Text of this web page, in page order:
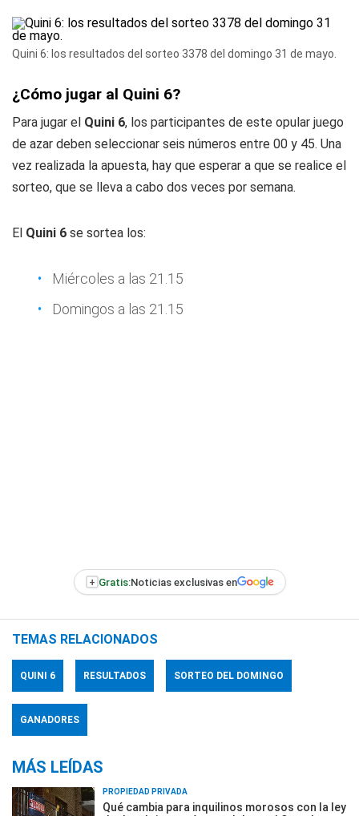
Quini 6: los resultados del sorteo 3378 del domingo 31 de mayo.
¿Cómo jugar al Quini 6?
Para jugar el Quini 6, los participantes de este opular juego
de azar deben seleccionar seis números entre 00 y 45. Una
vez realizada la apuesta, hay que esperar a que se realice el
sorteo, que se lleva a cabo dos veces por semana.
El Quini 6 se sortea los:
Miércoles a las 21.15
Domingos a las 21.15
+ Gratis:Noticias exclusivas en
TEMAS RELACIONADOS
QUINI 6 RESULTADOS SORTEO DEL DOMINGO
GANADORES
MÁS LEÍDAS
PROPIEDAD PRIVADA
Qué cambia para inquilinos morosos con la ley